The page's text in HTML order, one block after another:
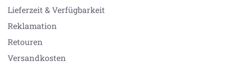
Lieferzeit & Verfügbarkeit
Reklamation
Retouren
Versandkosten